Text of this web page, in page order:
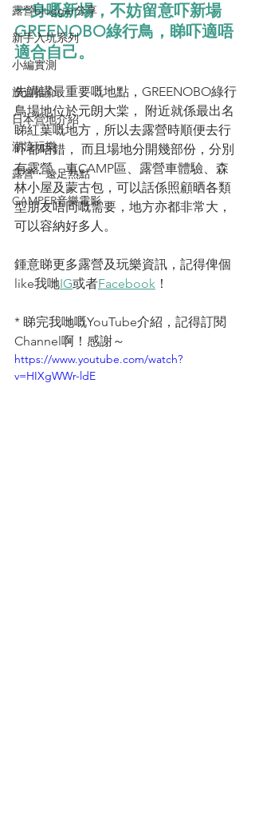
露營blogger分享
新手入坑系列
小編實測
旅遊推介
日本營地介紹
潮流玩樂
露營・遠足熱點
CAMPER音樂電影
一身嘅新場，不妨留意吓新場
GREENOBO綠行鳥，睇吓適唔
適合自己。
先講講最重要嘅地點，GREENOBO綠行
鳥場地位於元朗大棠， 附近就係最出名
睇紅葉嘅地方，所以去露營時順便去行
吓都唔錯， 而且場地分開幾部份，分別
有露營、車CAMP區、露營車體驗、森
林小屋及蒙古包，可以話係照顧晒各類
型朋友唔同嘅需要，地方亦都非常大，
可以容納好多人。
鍾意睇更多露營及玩樂資訊，記得俾個
like我哋IG或者Facebook ！
* 睇完我哋嘅YouTube介紹，記得訂閱
Channel啊！感謝～
https://www.youtube.com/watch?
v=HIXgWWr-ldE